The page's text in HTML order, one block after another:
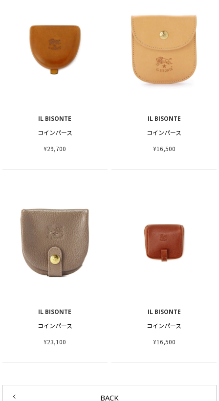
IL BISONTE
コインパース
¥29,700
IL BISONTE
コインパース
¥16,500
IL BISONTE
コインパース
¥23,100
IL BISONTE
コインパース
¥16,500
BACK